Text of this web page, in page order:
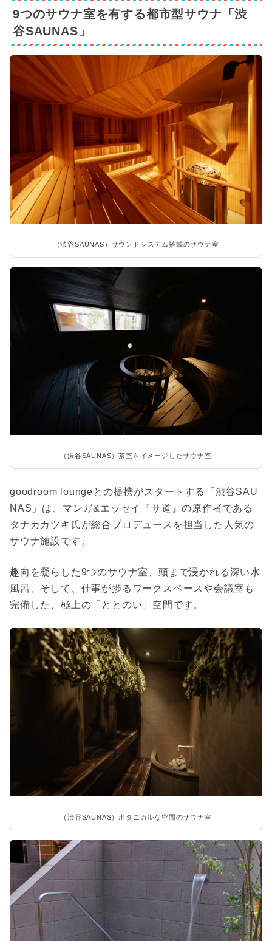
9つのサウナ室を有する都市型サウナ「渋
谷SAUNAS」
（渋谷SAUNAS）サウンドシステム搭載のサウナ室
（渋谷SAUNAS）茶室をイメージしたサウナ室
goodroom loungeとの提携がスタートする「渋谷SAU
NAS」は、マンガ&エッセイ『サ道』の原作者である
タナカカツキ氏が総合プロデュースを担当した人気の
サウナ施設です。
趣向を凝らした9つのサウナ室、頭まで浸かれる深い水
風呂、そして、仕事が捗るワークスペースや会議室も
完備した、極上の「ととのい」空間です。
（渋谷SAUNAS）ボタニカルな空間のサウナ室